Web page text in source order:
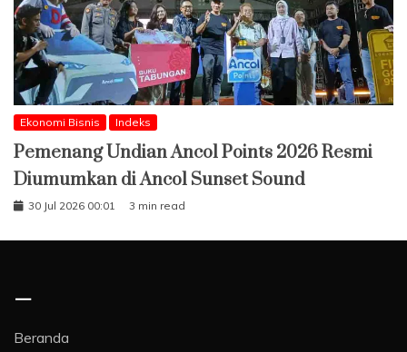
Ekonomi Bisnis Indeks
Pemenang Undian Ancol Points 2026 Resmi
Diumumkan di Ancol Sunset Sound
30 Jul 2026 00:01 3 min read
–
Beranda